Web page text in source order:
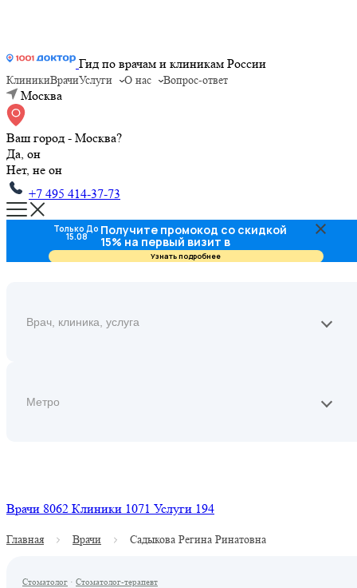
Гид по врачам и клиникам России
КлиникиВрачиУслуги О нас Вопрос-ответ
Москва
Ваш город - Москва?
Да, он
Нет, не он
+7 495 414-37-73
Врачи 8062 Клиники 1071 Услуги 194
Главная Врачи Садыкова Регина Ринатовна
Стоматолог · Стоматолог-терапевт
Только До
15.08 Получите промокод со скидкой
15% на первый визит в
стоматологию
Узнать подробнее